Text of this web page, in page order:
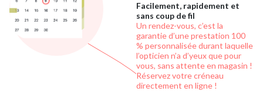
Facilement, rapidement et
sans coup de fil
Un rendez-vous, c’est la
garantie d’une prestation 100
% personnalisée durant laquelle
l’opticien n’a d’yeux que pour
vous, sans attente en magasin !
Réservez votre créneau
directement en ligne !